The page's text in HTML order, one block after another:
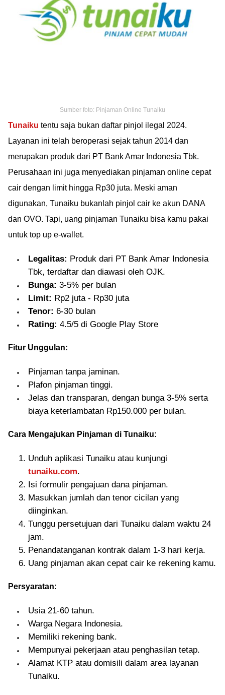
Sumber foto: Pinjaman Online Tunaiku
Tunaiku tentu saja bukan daftar pinjol ilegal 2024.
Layanan ini telah beroperasi sejak tahun 2014 dan
merupakan produk dari PT Bank Amar Indonesia Tbk.
Perusahaan ini juga menyediakan pinjaman online cepat
cair dengan limit hingga Rp30 juta. Meski aman
digunakan, Tunaiku bukanlah pinjol cair ke akun DANA
dan OVO. Tapi, uang pinjaman Tunaiku bisa kamu pakai
untuk top up e-wallet.
Legalitas: Produk dari PT Bank Amar Indonesia
Tbk, terdaftar dan diawasi oleh OJK.
Bunga: 3-5% per bulan
Limit: Rp2 juta - Rp30 juta
Tenor: 6-30 bulan
Rating: 4.5/5 di Google Play Store
Fitur Unggulan:
Pinjaman tanpa jaminan.
Plafon pinjaman tinggi.
Jelas dan transparan, dengan bunga 3-5% serta
biaya keterlambatan Rp150.000 per bulan.
Cara Mengajukan Pinjaman di Tunaiku:
Unduh aplikasi Tunaiku atau kunjungi
tunaiku.com.
Isi formulir pengajuan dana pinjaman.
Masukkan jumlah dan tenor cicilan yang
diinginkan.
Tunggu persetujuan dari Tunaiku dalam waktu 24
jam.
Penandatanganan kontrak dalam 1-3 hari kerja.
Uang pinjaman akan cepat cair ke rekening kamu.
Persyaratan:
Usia 21-60 tahun.
Warga Negara Indonesia.
Memiliki rekening bank.
Mempunyai pekerjaan atau penghasilan tetap.
Alamat KTP atau domisili dalam area layanan
Tunaiku.